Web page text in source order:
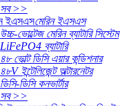
সব >>
মেরিন ইএসএস
উচ্চ-ভোল্টেজ মেরিন ব্যাটারি সিস্টেম
LiFePO4 ব্যাটারি
৪৮ ভোল্ট ডিসি এয়ার কন্ডিশনার
৪৮V ইন্টেলিজেন্ট অল্টারনেটর
ডিসি-ডিসি কনভার্টার
সব >>